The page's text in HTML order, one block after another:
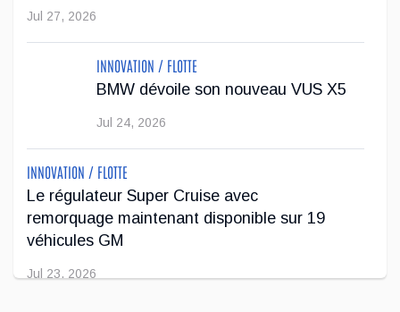
sur le marché européen en raison de restrictions
Jul 27, 2026
INNOVATION / FLOTTE
BMW dévoile son nouveau VUS X5
Jul 24, 2026
INNOVATION / FLOTTE
Le régulateur Super Cruise avec
remorquage maintenant disponible sur 19
véhicules GM
Jul 23, 2026